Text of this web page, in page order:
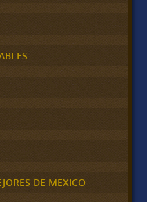
DE MEXICO